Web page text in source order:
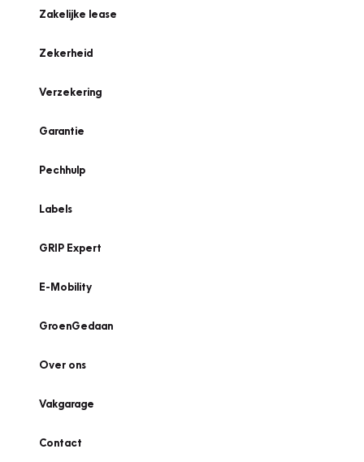
Zakelijke lease
Zekerheid
Verzekering
Garantie
Pechhulp
Labels
GRIP Expert
E-Mobility
GroenGedaan
Over ons
Vakgarage
Contact